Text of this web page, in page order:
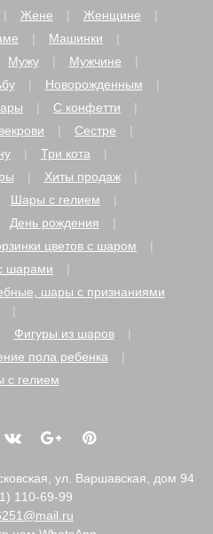
Жене
Женщине
Машинки
Мужу
Мужчине
Новорожденным
С конфетти
Сестре
Три кота
Хиты продаж
Шары с гелием
День рождения
цветов с шаром
шарами
шары с признаниями
Фигуры из шаров
пола ребенка
с гелием
ул. Варшавская, дом 94
110-69-99